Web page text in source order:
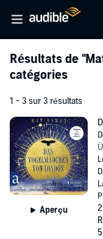
Résultats de
catégories
1 - 3 sur 3 résultats
Aperçu